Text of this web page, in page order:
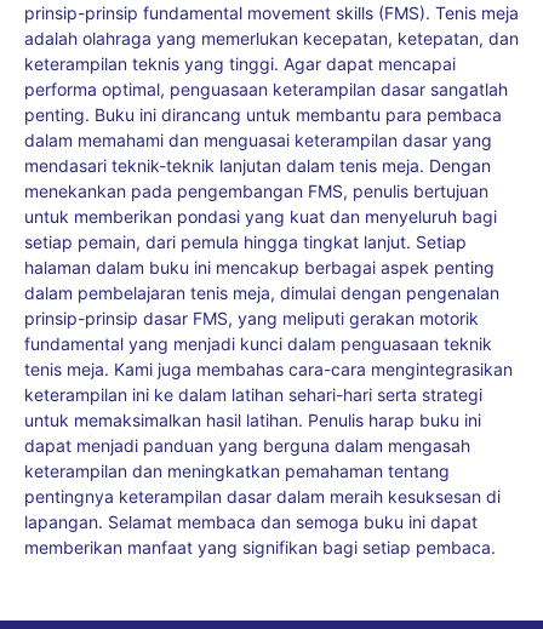
prinsip-prinsip fundamental movement skills (FMS). Tenis meja
adalah olahraga yang memerlukan kecepatan, ketepatan, dan
keterampilan teknis yang tinggi. Agar dapat mencapai
performa optimal, penguasaan keterampilan dasar sangatlah
penting. Buku ini dirancang untuk membantu para pembaca
dalam memahami dan menguasai keterampilan dasar yang
mendasari teknik-teknik lanjutan dalam tenis meja. Dengan
menekankan pada pengembangan FMS, penulis bertujuan
untuk memberikan pondasi yang kuat dan menyeluruh bagi
setiap pemain, dari pemula hingga tingkat lanjut. Setiap
halaman dalam buku ini mencakup berbagai aspek penting
dalam pembelajaran tenis meja, dimulai dengan pengenalan
prinsip-prinsip dasar FMS, yang meliputi gerakan motorik
fundamental yang menjadi kunci dalam penguasaan teknik
tenis meja. Kami juga membahas cara-cara mengintegrasikan
keterampilan ini ke dalam latihan sehari-hari serta strategi
untuk memaksimalkan hasil latihan. Penulis harap buku ini
dapat menjadi panduan yang berguna dalam mengasah
keterampilan dan meningkatkan pemahaman tentang
pentingnya keterampilan dasar dalam meraih kesuksesan di
lapangan. Selamat membaca dan semoga buku ini dapat
memberikan manfaat yang signifikan bagi setiap pembaca.